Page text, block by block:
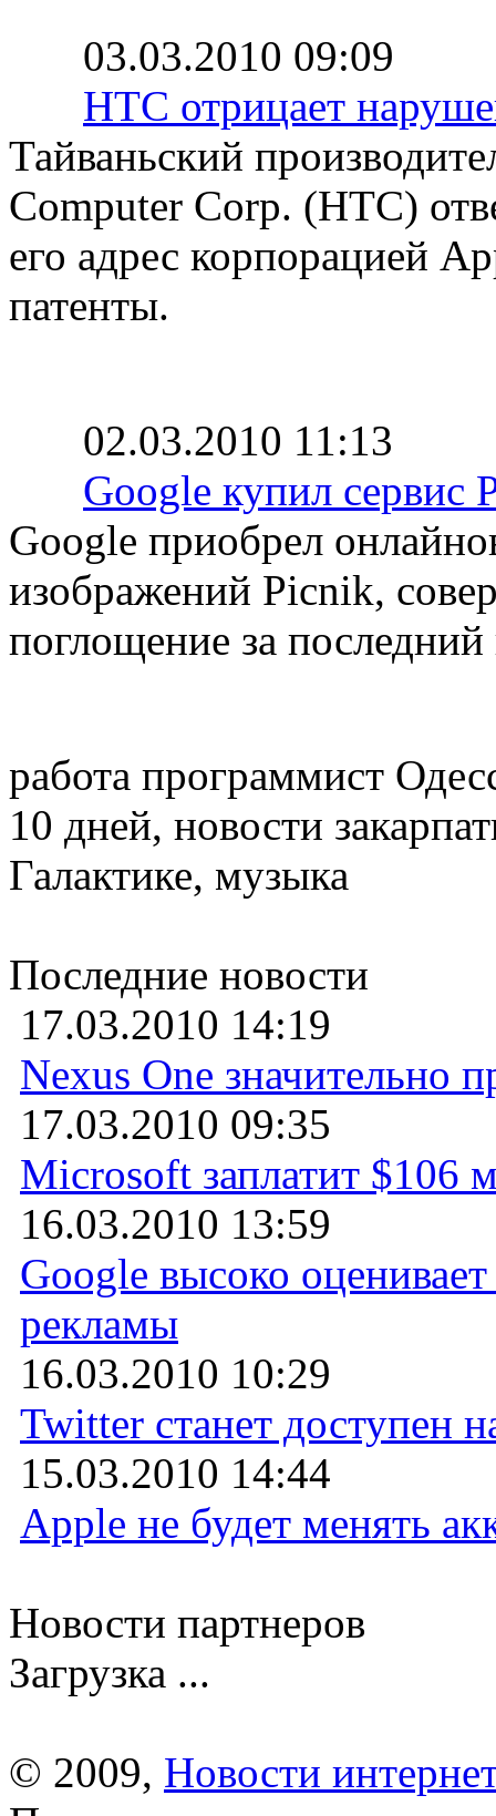
03.03.2010 09:09
HTC отрицает
Тайваньский
Computer Corp. (HTC)
его адрес корпорацией
патенты.
02.03.2010 11:13
Google купил сервис
Google приобрел
изображений Picnik,
поглощение за
работа программист
10 дней, новости
Галактике, музыка
Последние новости
17.03.2010 14:19
Nexus One значительно
17.03.2010 09:35
Microsoft заплатит $106
16.03.2010 13:59
Google высоко
рекламы
16.03.2010 10:29
Twitter станет доступен
15.03.2010 14:44
Apple не будет менять
Новости партнеров
Загрузка ...
© 2009, Новости